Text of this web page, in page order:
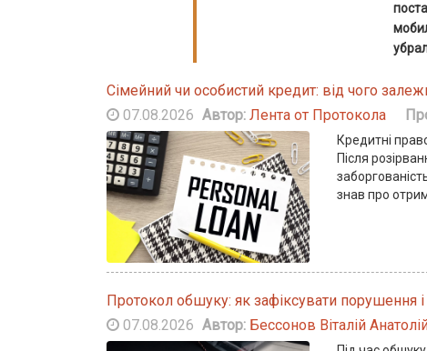
Сімейний чи особистий кредит: від чого
07.08.2026 Автор: Лента от Протокола
Кредитні
Після
знав про
Протокол обшуку: як зафіксувати порушення
07.08.2026 Автор: Бессонов Віталій